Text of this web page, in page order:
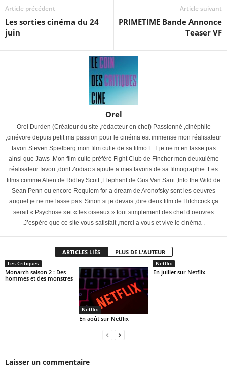
Article précédent
Les sorties cinéma du 24
juin
Article suivant
PRIMETIME Bande Annonce
Teaser VF
Orel
Orel Durden (Créateur du site ,rédacteur en chef) Passionné ,cinéphile
,cinévore depuis petit ma passion pour le cinéma est immense mon réalisateur
favori Steven Spielberg mon film culte de sa filmo E.T je ne m’en lasse pas
ainsi que Jaws .Mon film culte préféré Fight Club de Fincher mon deuxuième
réalisateur favori ,dont Zodiac s’ajoute a mes favoris de sa filmographie .Les
films comme Alien de Ridley Scott ,Elephant de Gus Van Sant ,Into the Wild de
Sean Penn ou encore Requiem for a dream de Aronofsky sont les oeuvres
auquel je ne me lasse pas .Sinon si je devais ,dire deux film de Hitchcock ça
serait « Psychose »et « les oiseaux » tout simplement des chef d’oeuvres
.J’espère que ce site vous satisfait ,merci a vous et vive le cinéma .
ARTICLES LIÉS PLUS DE L'AUTEUR
Les Critiques
Monarch saison 2 : Des
hommes et des monstres
Netflix
En août sur Netflix
Netflix
En juillet sur Netflix
Laisser un commentaire